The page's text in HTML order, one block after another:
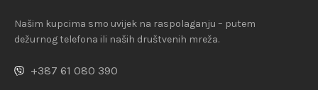
Našim kupcima smo uvijek na raspolaganju – putem
dežurnog telefona ili naših društvenih mreža.
+387 61 080 390